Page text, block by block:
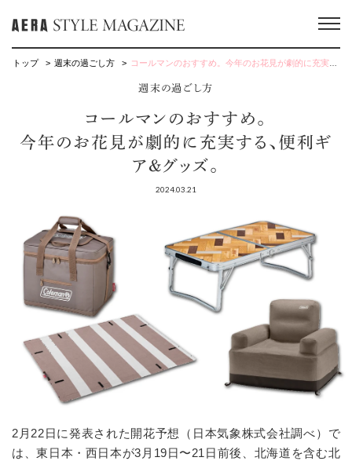
トップ 週末の過ごし方 コールマンのおすすめ。今年のお花見が劇的に充実する、便利ギア&グッズ。
週末の過ごし方
コールマンのおすすめ。
今年のお花見が劇的に充実する、便利ギ
ア&グッズ。
2024.03.21
2月22日に発表された開花予想（日本気象株式会社調べ）で
は、東日本・西日本が3月19日〜21日前後、北海道を含む北